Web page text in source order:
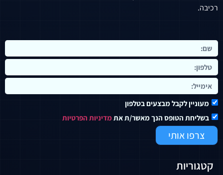
לקבל מבצעים בטלפון
הטופס הנך מאשר/ת אתמדיניות הפרטיות
אותי